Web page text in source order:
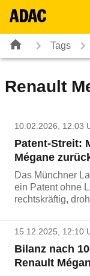
Tags
Renault
10.02.2026, 12:03
Patent-Streit:
Mégane
Das Münchner
ein Patent ohne
rechtskräftig,
15.12.2025, 12:10
Bilanz nach
Renault